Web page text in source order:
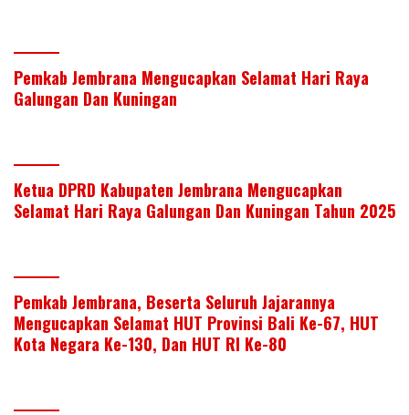
Pemkab Jembrana Mengucapkan Selamat Hari Raya
Galungan Dan Kuningan
Ketua DPRD Kabupaten Jembrana Mengucapkan
Selamat Hari Raya Galungan Dan Kuningan Tahun 2025
Pemkab Jembrana, Beserta Seluruh Jajarannya
Mengucapkan Selamat HUT Provinsi Bali Ke-67, HUT
Kota Negara Ke-130, Dan HUT RI Ke-80